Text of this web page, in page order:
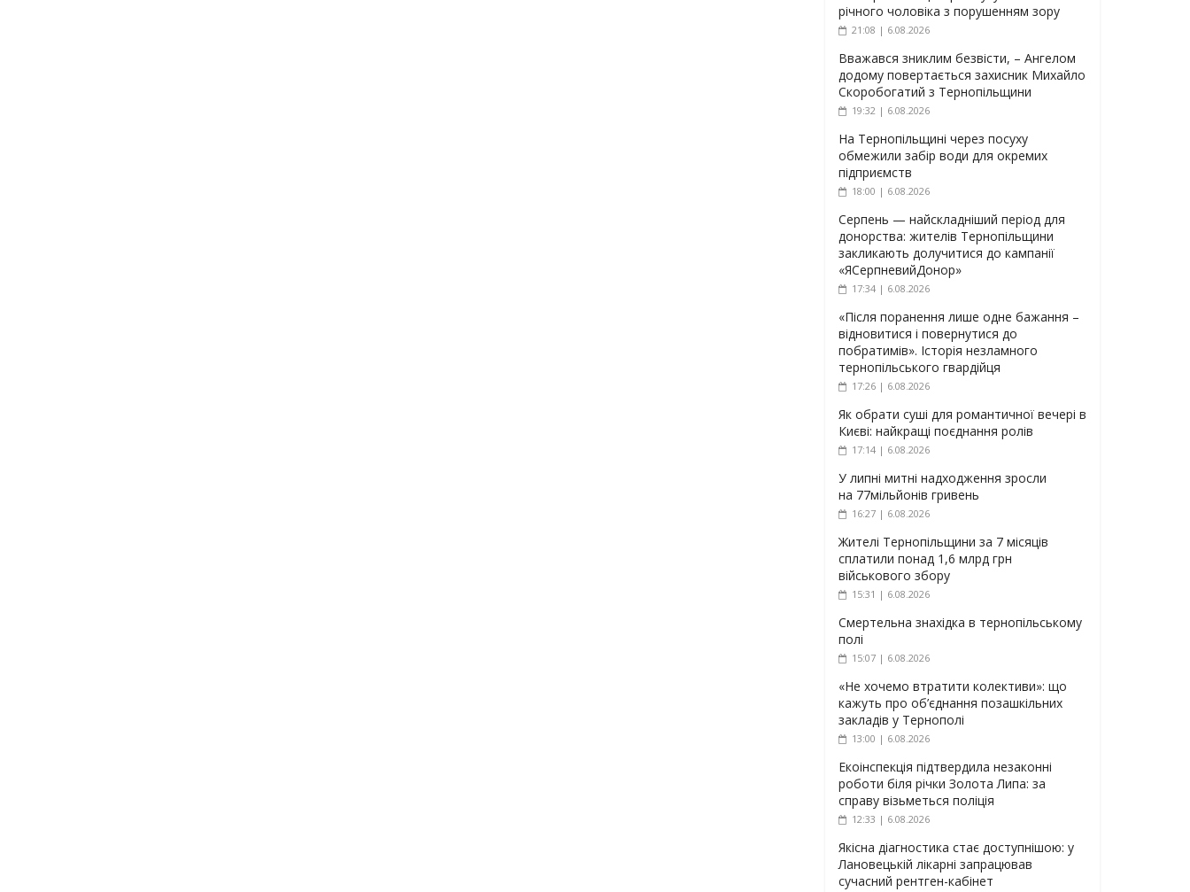
річного чоловіка з порушенням зору
21:08 | 6.08.2026
Вважався зниклим безвісти, – Ангелом
додому повертається захисник Михайло
Скоробогатий з Тернопільщини
19:32 | 6.08.2026
На Тернопільщині через посуху
обмежили забір води для окремих
підприємств
18:00 | 6.08.2026
Серпень — найскладніший період для
донорства: жителів Тернопільщини
закликають долучитися до кампанії
«ЯСерпневийДонор»
17:34 | 6.08.2026
«Після поранення лише одне бажання –
відновитися і повернутися до
побратимів». Історія незламного
тернопільського гвардійця
17:26 | 6.08.2026
Як обрати суші для романтичної вечері в
Києві: найкращі поєднання ролів
17:14 | 6.08.2026
У липні митні надходження зросли
на 77мільйонів гривень
16:27 | 6.08.2026
Жителі Тернопільщини за 7 місяців
сплатили понад 1,6 млрд грн
військового збору
15:31 | 6.08.2026
Смертельна знахідка в тернопільському
полі
15:07 | 6.08.2026
«Не хочемо втратити колективи»: що
кажуть про об’єднання позашкільних
закладів у Тернополі
13:00 | 6.08.2026
Екоінспекція підтвердила незаконні
роботи біля річки Золота Липа: за
справу візьметься поліція
12:33 | 6.08.2026
Якісна діагностика стає доступнішою: у
Лановецькій лікарні запрацював
сучасний рентген-кабінет